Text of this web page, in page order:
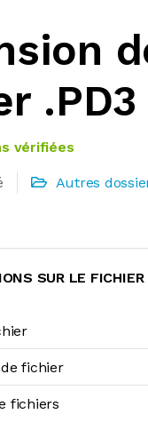
.PD3
vérifiées
Autres
SUR LE FICHIER
fichier
fichiers